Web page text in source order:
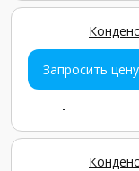
Запросить цену
-